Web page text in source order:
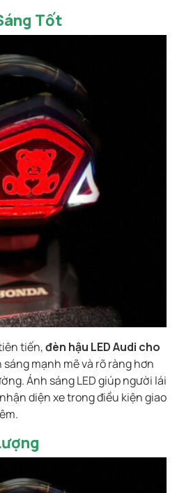
Tốt
tiến,đèn hậu LED Audi cho
mạnh mẽ và rõ ràng hơn
Ánh sáng LED giúp người lái
diện xe trong điều kiện giao